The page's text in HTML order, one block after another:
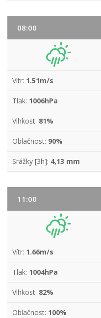
08:00
Vítr: 1.51m/s
Tlak: 1006hPa
Vlhkost: 81%
Oblačnost: 90%
Srážky [3h]: 4,13 mm
11:00
Vítr: 1.66m/s
Tlak: 1004hPa
Vlhkost: 82%
Oblačnost: 100%